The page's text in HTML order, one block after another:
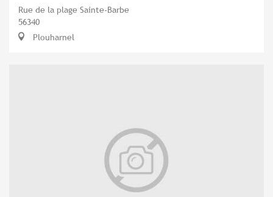
Rue de la plage Sainte-Barbe
56340
Plouharnel